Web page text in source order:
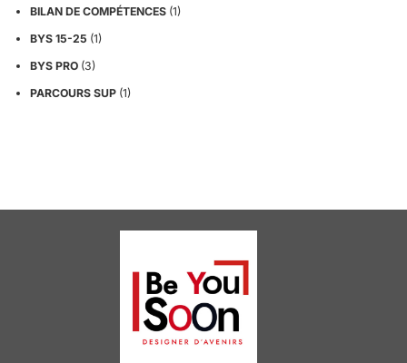
BILAN DE COMPÉTENCES (1)
BYS 15-25 (1)
BYS PRO (3)
PARCOURS SUP (1)